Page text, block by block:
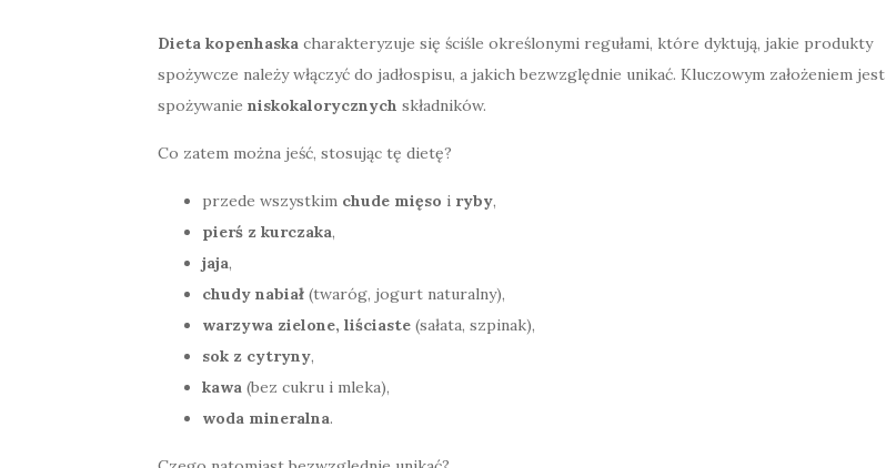
Dieta kopenhaska charakteryzuje się ściśle określonymi regułami, które dyktują, jakie produkty
spożywcze należy włączyć do jadłospisu, a jakich bezwzględnie unikać. Kluczowym założeniem jest
spożywanie niskokalorycznych składników.
Co zatem można jeść, stosując tę dietę?
przede wszystkim chude mięso i ryby,
pierś z kurczaka,
jaja,
chudy nabiał (twaróg, jogurt naturalny),
warzywa zielone, liściaste (sałata, szpinak),
sok z cytryny,
kawa (bez cukru i mleka),
woda mineralna.